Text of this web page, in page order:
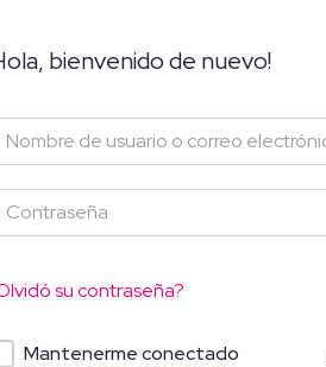
bienvenido de nuevo!
su contraseña?
Mantenerme conectado